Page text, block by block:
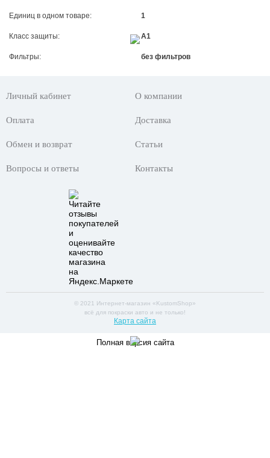
Единиц в одном товаре: 1
Класс защиты: A1
Фильтры: без фильтров
Личный кабинет О компании
Оплата Доставка
Обмен и возврат Статьи
Вопросы и ответы Контакты
© 2021 Интернет-магазин «KustomShop»
всё для покраски авто и не только!
Карта сайта
Полная версия сайта